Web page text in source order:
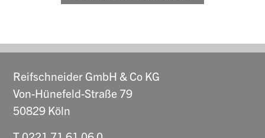
Reifschneider GmbH & Co KG
Von-Hünefeld-Straße 79
50829 Köln